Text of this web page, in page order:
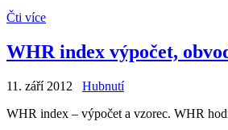
Čti více
WHR index výpočet,
11. září 2012
Hubnutí
WHR index – výpočet a vzorec. WHR